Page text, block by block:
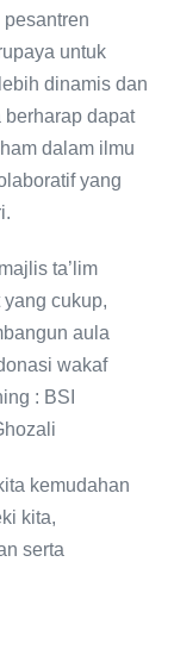
untuk
dinamis dan
berharap dapat
dalam ilmu
yang
ta’lim
cukup,
aula
wakaf
: BSI
kemudahan
kita,
serta